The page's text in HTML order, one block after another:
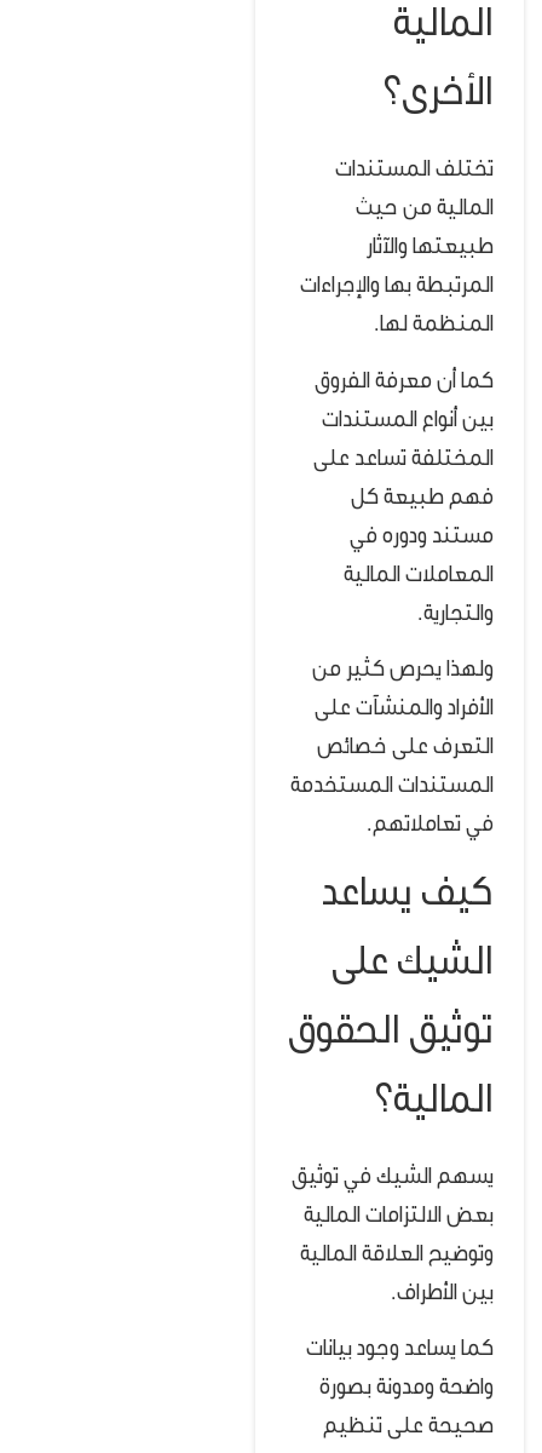
المالية
الأخرى؟
تختلف المستندات
المالية من حيث
طبيعتها والآثار
المرتبطة بها والإجراءات
المنظمة لها.
كما أن معرفة الفروق
بين أنواع المستندات
المختلفة تساعد على
فهم طبيعة كل
مستند ودوره في
المعاملات المالية
والتجارية.
ولهذا يحرص كثير من
الأفراد والمنشآت على
التعرف على خصائص
المستندات المستخدمة
في تعاملاتهم.
كيف يساعد
الشيك على
توثيق الحقوق
المالية؟
يسهم الشيك في توثيق
بعض الالتزامات المالية
وتوضيح العلاقة المالية
بين الأطراف.
كما يساعد وجود بيانات
واضحة ومدونة بصورة
صحيحة على تنظيم